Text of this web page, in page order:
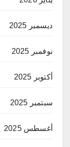
ديسمبر 2025
نوفمبر 2025
أكتوبر 2025
سبتمبر 2025
أغسطس 2025